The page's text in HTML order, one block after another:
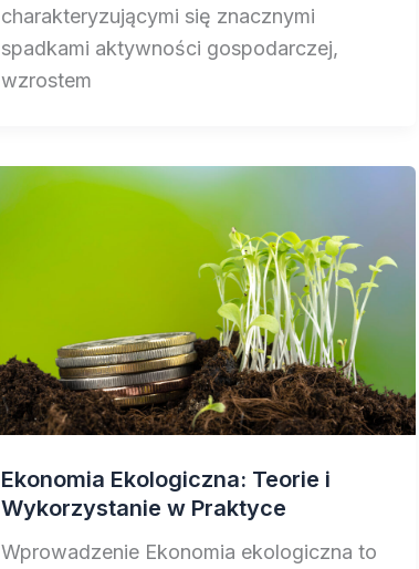
charakteryzującymi się znacznymi
spadkami aktywności gospodarczej,
wzrostem
Ekonomia Ekologiczna: Teorie i
Wykorzystanie w Praktyce
Wprowadzenie Ekonomia ekologiczna to